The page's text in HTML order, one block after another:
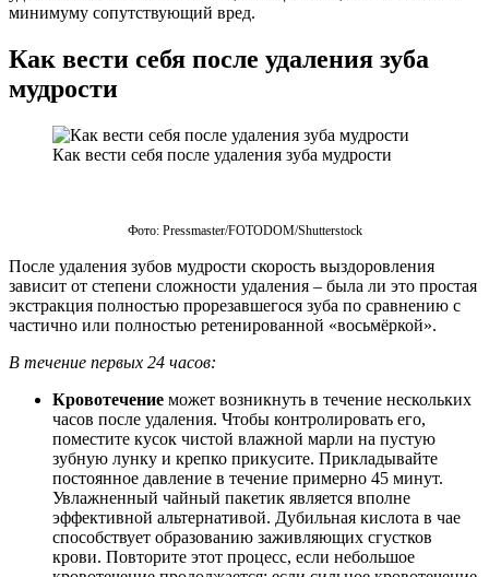
минимуму сопутствующий вред.
Как вести себя после удаления зуба
мудрости
Как вести себя после удаления зуба мудрости
Фото: Pressmaster/FOTODOM/Shutterstoсk
После удаления зубов мудрости скорость выздоровления
зависит от степени сложности удаления – была ли это простая
экстракция полностью прорезавшегося зуба по сравнению с
частично или полностью ретенированной «восьмёркой».
В течение первых 24 часов:
Кровотечение может возникнуть в течение нескольких
часов после удаления. Чтобы контролировать его,
поместите кусок чистой влажной марли на пустую
зубную лунку и крепко прикусите. Прикладывайте
постоянное давление в течение примерно 45 минут.
Увлажненный чайный пакетик является вполне
эффективной альтернативой. Дубильная кислота в чае
способствует образованию заживляющих сгустков
крови. Повторите этот процесс, если небольшое